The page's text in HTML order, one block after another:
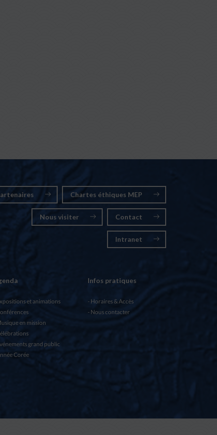
Chartes éthiques MEP
Nous visiter Contact
Intranet
et animations
en mission
grand public
Corée
Infos pratiques
Horaires & Accès
Nous contacter